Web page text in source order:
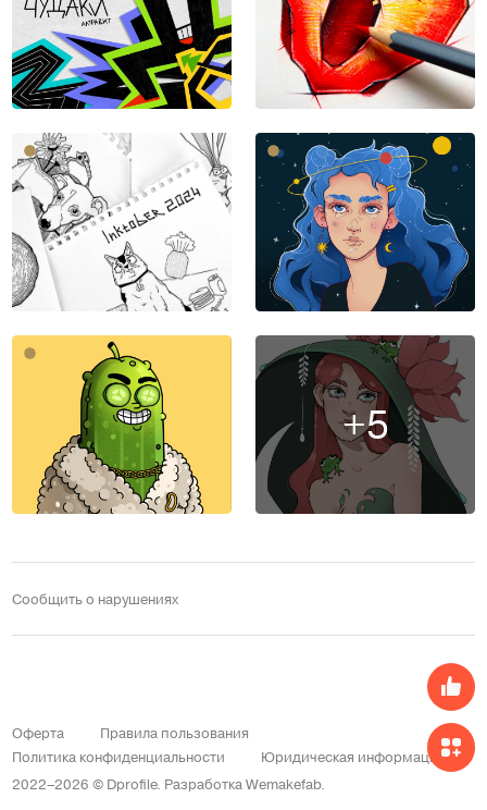
+5
Сообщить о нарушениях
2022–2026 © Dprofile. РазработкаWemakefab.
Оферта
Правила пользования
Политика конфиденциальности
Юридическая информация